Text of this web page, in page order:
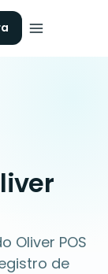
Oliver POS
de